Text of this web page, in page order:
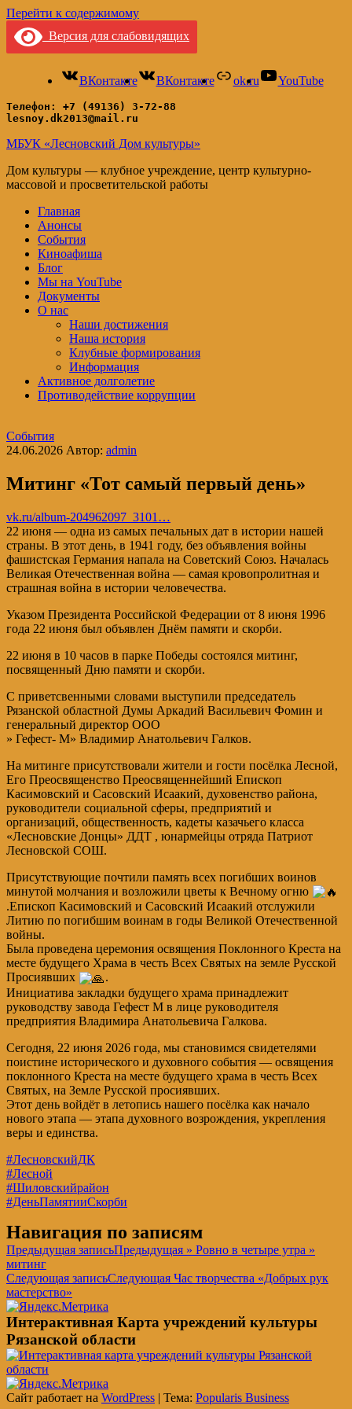
Перейти к содержимому
Версия для слабовидящих
ВКонтакте ВКонтакте ok.ru YouTube
Телефон: +7 (49136) 3-72-88
lesnoy.dk2013@mail.ru
МБУК «Лесновский Дом культуры»
Дом культуры — клубное учреждение, центр культурно-
массовой и просветительской работы
Главная
Анонсы
События
Киноафиша
Блог
Мы на YouTube
Документы
О нас
Наши достижения
Наша история
Клубные формирования
Информация
Активное долголетие
Противодействие коррупции
События
24.06.2026 Автор: admin
Митинг «Тот самый первый день»
vk.ru/album-204962097_3101…
22 июня — одна из самых печальных дат в истории нашей
страны. В этот день, в 1941 году, без объявления войны
фашистская Германия напала на Советский Союз. Началась
Великая Отечественная война — самая кровопролитная и
страшная война в истории человечества.
Указом Президента Российской Федерации от 8 июня 1996
года 22 июня был объявлен Днём памяти и скорби.
22 июня в 10 часов в парке Победы состоялся митинг,
посвященный Дню памяти и скорби.
С приветсвенными словами выступили председатель
Рязанской областной Думы Аркадий Васильевич Фомин и
генеральный директор ООО
» Гефест- М» Владимир Анатольевич Галков.
На митинге присутствовали жители и гости посёлка Лесной,
Его Преосвященство Преосвященнейший Епископ
Касимовский и Сасовский Исаакий, духовенство района,
руководители социальной сферы, предприятий и
организаций, общественность, кадеты казачьего класса
«Лесновские Донцы» ДДТ , юнармейцы отряда Патриот
Лесновской СОШ.
Присутствующие почтили память всех погибших воинов
минутой молчания и возложили цветы к Вечному огню
.Епископ Касимовский и Сасовский Исаакий отслужили
Литию по погибшим воинам в годы Великой Отечественной
войны.
Была проведена церемония освящения Поклонного Креста на
месте будущего Храма в честь Всех Святых на земле Русской
Просиявших
.
Инициатива закладки будущего храма принадлежит
руководству завода Гефест М в лице руководителя
предприятия Владимира Анатольевича Галкова.
Сегодня, 22 июня 2026 года, мы становимся свидетелями
поистине исторического и духовного события — освящения
поклонного Креста на месте будущего храма в честь Всех
Святых, на Земле Русской просиявших.
Этот день войдёт в летопись нашего посёлка как начало
нового этапа — этапа духовного возрождения, укрепления
веры и единства.
#ЛесновскийДК
#Лесной
#Шиловскийрайон
#ДеньПамятииСкорби
Навигация по записям
Предыдущая записьПредыдущая » Ровно в четыре утра »
митинг
Следующая записьСледующая Час творчества «Добрых рук
мастерство»
Интерактивная Карта учреждений культуры
Рязанской области
Сайт работает на WordPress | Тема: Popularis Business